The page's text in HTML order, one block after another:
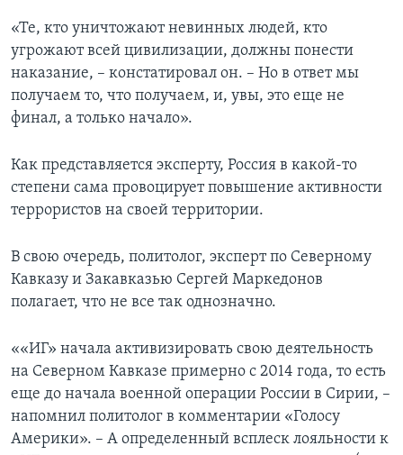
«Те, кто уничтожают невинных людей, кто
угрожают всей цивилизации, должны понести
наказание, – констатировал он. – Но в ответ мы
получаем то, что получаем, и, увы, это еще не
финал, а только начало».
Как представляется эксперту, Россия в какой-то
степени сама провоцирует повышение активности
террористов на своей территории.
В свою очередь, политолог, эксперт по Северному
Кавказу и Закавказью Сергей Маркедонов
полагает, что не все так однозначно.
««ИГ» начала активизировать свою деятельность
на Северном Кавказе примерно с 2014 года, то есть
еще до начала военной операции России в Сирии, –
напомнил политолог в комментарии «Голосу
Америки». – А определенный всплеск лояльности к